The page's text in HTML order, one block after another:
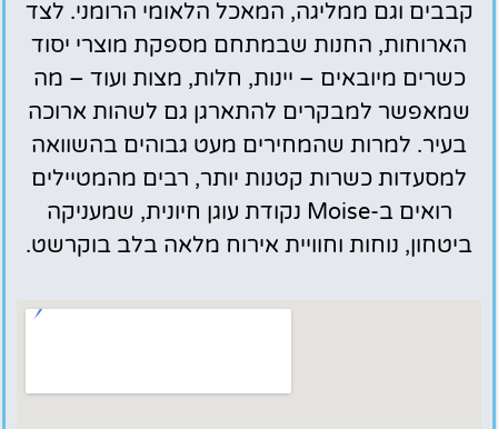
קבבים וגם ממליגה, המאכל הלאומי הרומני. לצד
הארוחות, החנות שבמתחם מספקת מוצרי יסוד
כשרים מיובאים – יינות, חלות, מצות ועוד – מה
שמאפשר למבקרים להתארגן גם לשהות ארוכה
בעיר. למרות שהמחירים מעט גבוהים בהשוואה
למסעדות כשרות קטנות יותר, רבים מהמטיילים
רואים ב-Moise נקודת עוגן חיונית, שמעניקה
ביטחון, נוחות וחוויית אירוח מלאה בלב בוקרשט.